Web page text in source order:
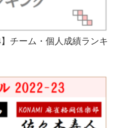
チーム・個人成績ランキ